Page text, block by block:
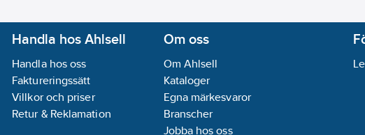
Handla hos Ahlsell
Handla hos oss
Faktureringssätt
Villkor och priser
Retur & Reklamation
Om oss
Om Ahlsell
Kataloger
Egna märkesvaror
Branscher
Jobba hos oss